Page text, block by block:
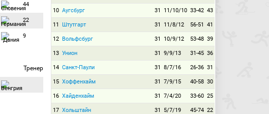
44
22
9
Тренер
10 Аугсбург 31 11/10/10 33-42 43
11 Штутгарт 31 11/8/12 56-51 41
12 Вольфсбург 31 10/9/12 53-48 39
13 Унион 31 9/9/13 31-45 36
14 Санкт-Паули 31 8/7/16 26-36 31
15 Хоффенхайм 31 7/9/15 40-58 30
16 Хайденхайм 31 7/4/20 33-60 25
17 Хольштайн 31 5/7/19 45-74 22